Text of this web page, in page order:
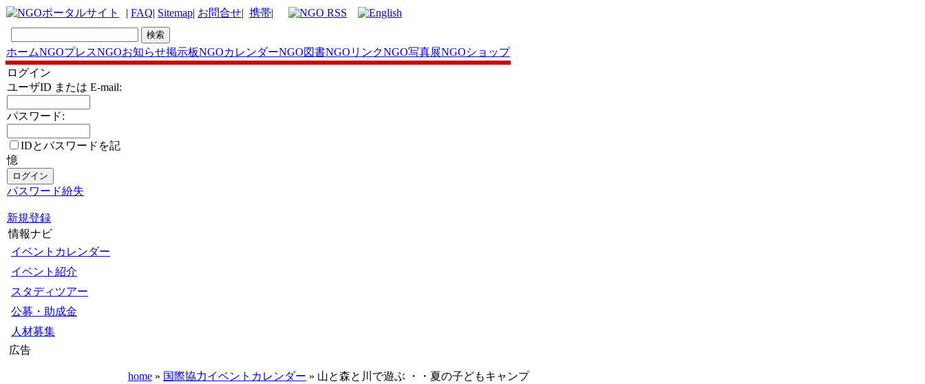
| FAQ| Sitemap| お問合せ| 携帯|
ホームNGOプレスNGOお知らせ掲示板NGOカレンダーNGO図書NGOリンクNGO写真展NGOショップ
ログイン
ユーザID または E-mail:
パスワード:
IDとパスワードを記
憶
パスワード紛失
新規登録
情報ナビ
イベントカレンダー
イベント紹介
スタディツアー
公募・助成金
人材募集
広告
home » 国際協力イベントカレンダー » 山と森と川で遊ぶ ・・夏の子どもキャンプ